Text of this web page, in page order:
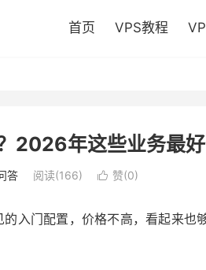
首页 VPS教程
2026年这些业务最好
答 阅读(166)  赞(0)
入门配置，价格不高，看起来也